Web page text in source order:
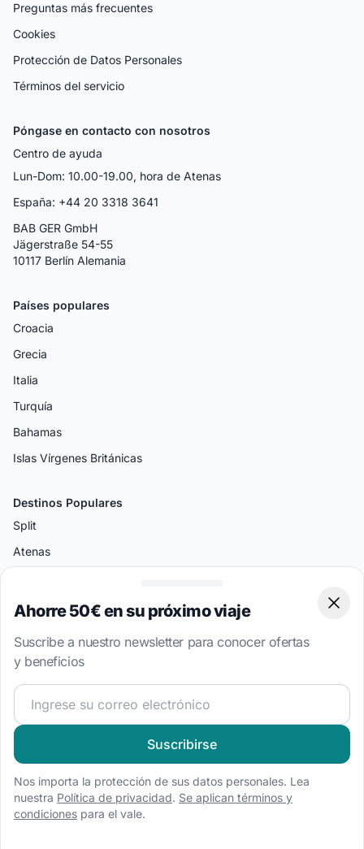
Preguntas más frecuentes
Cookies
Protección de Datos Personales
Términos del servicio
Póngase en contacto con nosotros
Centro de ayuda
Lun-Dom: 10.00-19.00, hora de Atenas
España: +44 20 3318 3641
BAB GER GmbH
Jägerstraße 54-55
10117 Berlín Alemania
Países populares
Croacia
Grecia
Italia
Turquía
Bahamas
Islas Vírgenes Británicas
Destinos Populares
Split
Atenas
Palermo
Bodrum
Tipos de Barcos
Alquiler de barco a motor
Alquiler de catamarán
Alquiler de goleta
Ahorre 50€ en su próximo viaje
Suscribe a nuestro newsletter para conocer ofertas
y beneficios
¡Únete a nuestra comunidad náutica y recibe contenido
Suscribirse
Nos importa la protección de sus datos personales. Lea
nuestra Política de privacidad. Se aplican términos y
condiciones para el vale.